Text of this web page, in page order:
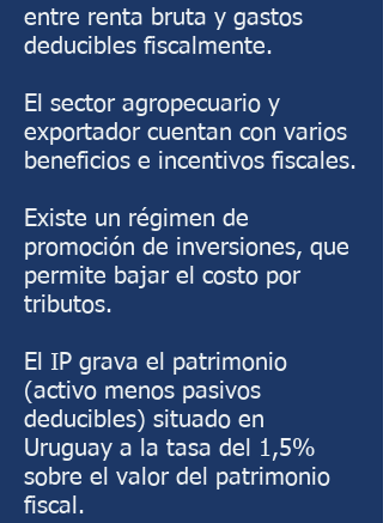
entre renta bruta y gastos
deducibles fiscalmente.
El sector agropecuario y
exportador cuentan con varios
beneficios e incentivos fiscales.
Existe un régimen de
promoción de inversiones, que
permite bajar el costo por
tributos.
El IP grava el patrimonio
(activo menos pasivos
deducibles) situado en
Uruguay a la tasa del 1,5%
sobre el valor del patrimonio
fiscal.